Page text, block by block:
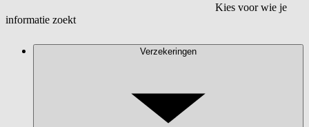
Kies voor wie je
informatie zoekt
Verzekeringen